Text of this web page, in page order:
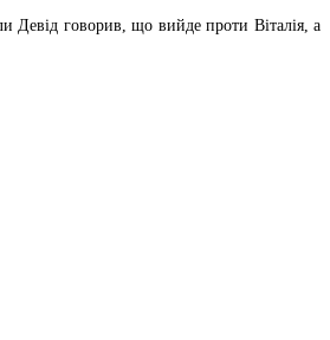
Девід говорив, що вийде проти Віталія, а